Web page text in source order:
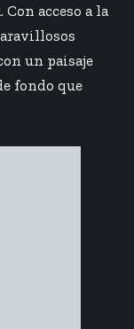
acceso a la
un paisaje
fondo que